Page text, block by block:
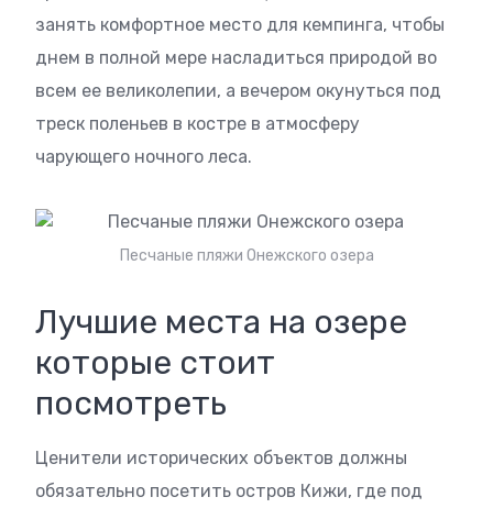
занять комфортное место для кемпинга, чтобы
днем в полной мере насладиться природой во
всем ее великолепии, а вечером окунуться под
треск поленьев в костре в атмосферу
чарующего ночного леса.
Песчаные пляжи Онежского озера
Лучшие места на озере
которые стоит
посмотреть
Ценители исторических объектов должны
обязательно посетить остров Кижи, где под